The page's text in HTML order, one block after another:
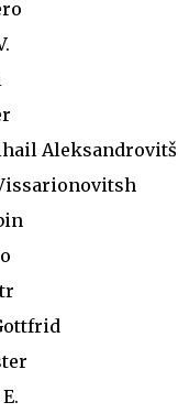
Aleksandrovitš